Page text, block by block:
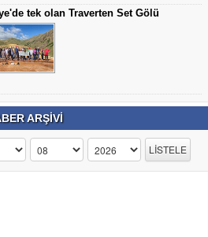
tek olan Traverten Set Gölü
ARŞİVİ